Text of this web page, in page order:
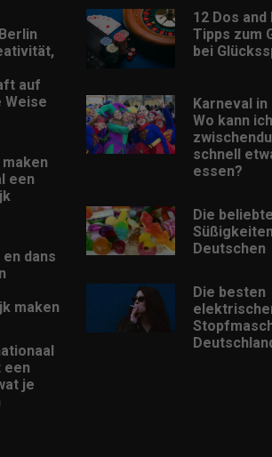
auf
Weise
een
dans
maken
een
je
12 Dos and
Tipps zum
bei
Karneval in
Wo kann ich
schnell
essen?
Die
Deutschen
Die besten